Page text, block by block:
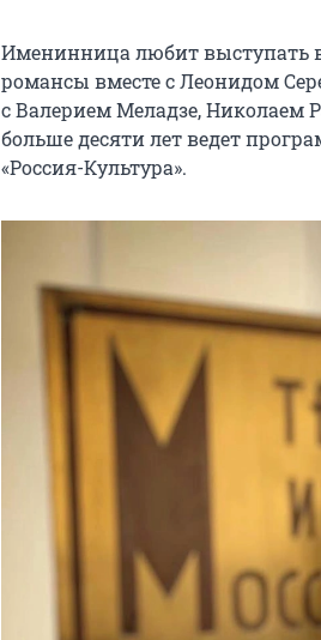
Именинница любит выступать
романсы вместе с Леонидом
с Валерием Меладзе, Николаем
больше десяти лет ведет
«Россия-Культура».